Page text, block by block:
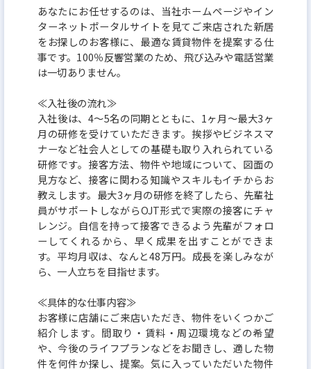
あなたにお任せするのは、当社ホームページやイン
ターネットポータルサイトを見てご来店された新居
をお探しのお客様に、最適な賃貸物件を提案する仕
事です。100％反響営業のため、飛び込みや電話営業
は一切ありません。
≪入社後の流れ≫
入社後は、4〜5名の同期とともに、1ヶ月〜最大3ヶ
月の研修を受けていただきます。挨拶やビジネスマ
ナーなど社会人としての基礎も取り入れられている
研修です。接客方法、物件や地域について、図面の
見方など、接客に関わる知識やスキルもイチからお
教えします。最大3ヶ月の研修を終了したら、先輩社
員がサポートしながらOJT形式で実際の接客にチャ
レンジ。自信を持って接客できるよう先輩がフォロ
ーしてくれるから、早く成果を出すことができま
す。平均月収は、なんと48万円。成長を楽しみなが
ら、一人立ちを目指せます。
≪具体的な仕事内容≫
お客様に店舗にご来店いただき、物件をいくつかご
紹介します。間取り・賃料・周辺環境などの希望
や、今後のライフプランなどをお聞きし、適した物
件を何件か探し、提案。気に入っていただいた物件